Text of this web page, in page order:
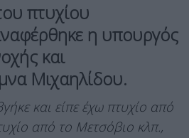
πτυχίου
η υπουργός
και
Μιχαηλίδου.
και είπε έχω πτυχίο από
από το Μετσόβιο κλπ.,